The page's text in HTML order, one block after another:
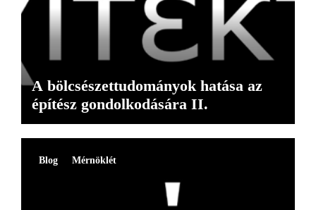
A bölcsészettudományok hatása az
építész gondolkodására II.
Blog Mérnöklét